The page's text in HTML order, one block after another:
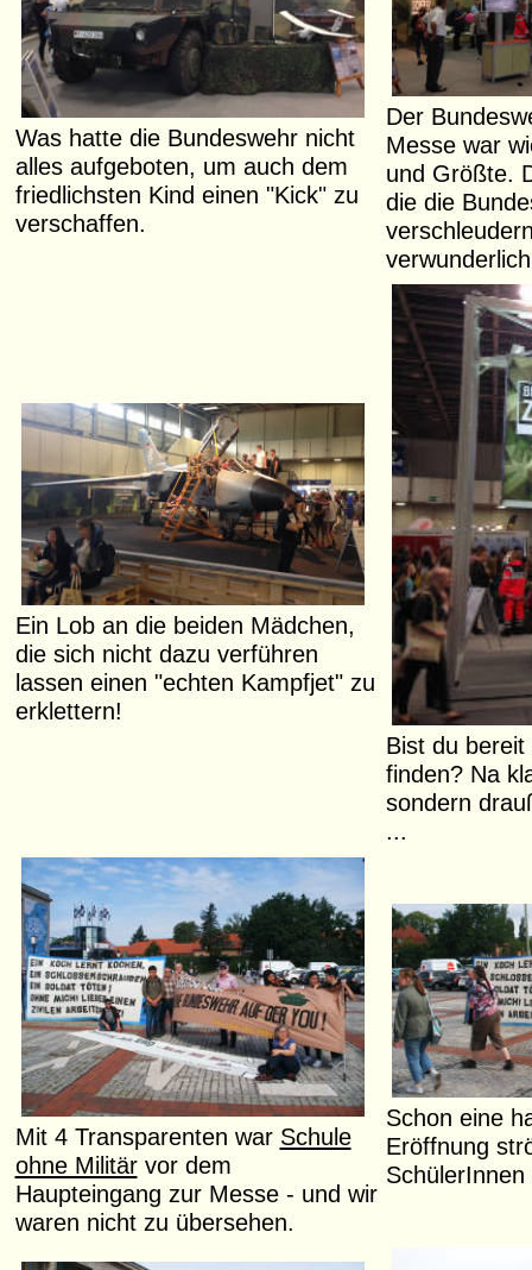
Was hatte die Bundeswehr nicht
alles aufgeboten, um auch dem
friedlichsten Kind einen "Kick" zu
verschaffen.
Der
Messe war
und Größte.
die die
Ein Lob an die beiden Mädchen,
die sich nicht dazu verführen
lassen einen "echten Kampfjet" zu
erklettern!
Bist du
finden? Na
sondern
...
Mit 4 Transparenten war Schule
ohne Militärvor dem
Haupteingang zur Messe - und wir
waren nicht zu übersehen.
Schon eine
Eröffnung
SchülerInnen